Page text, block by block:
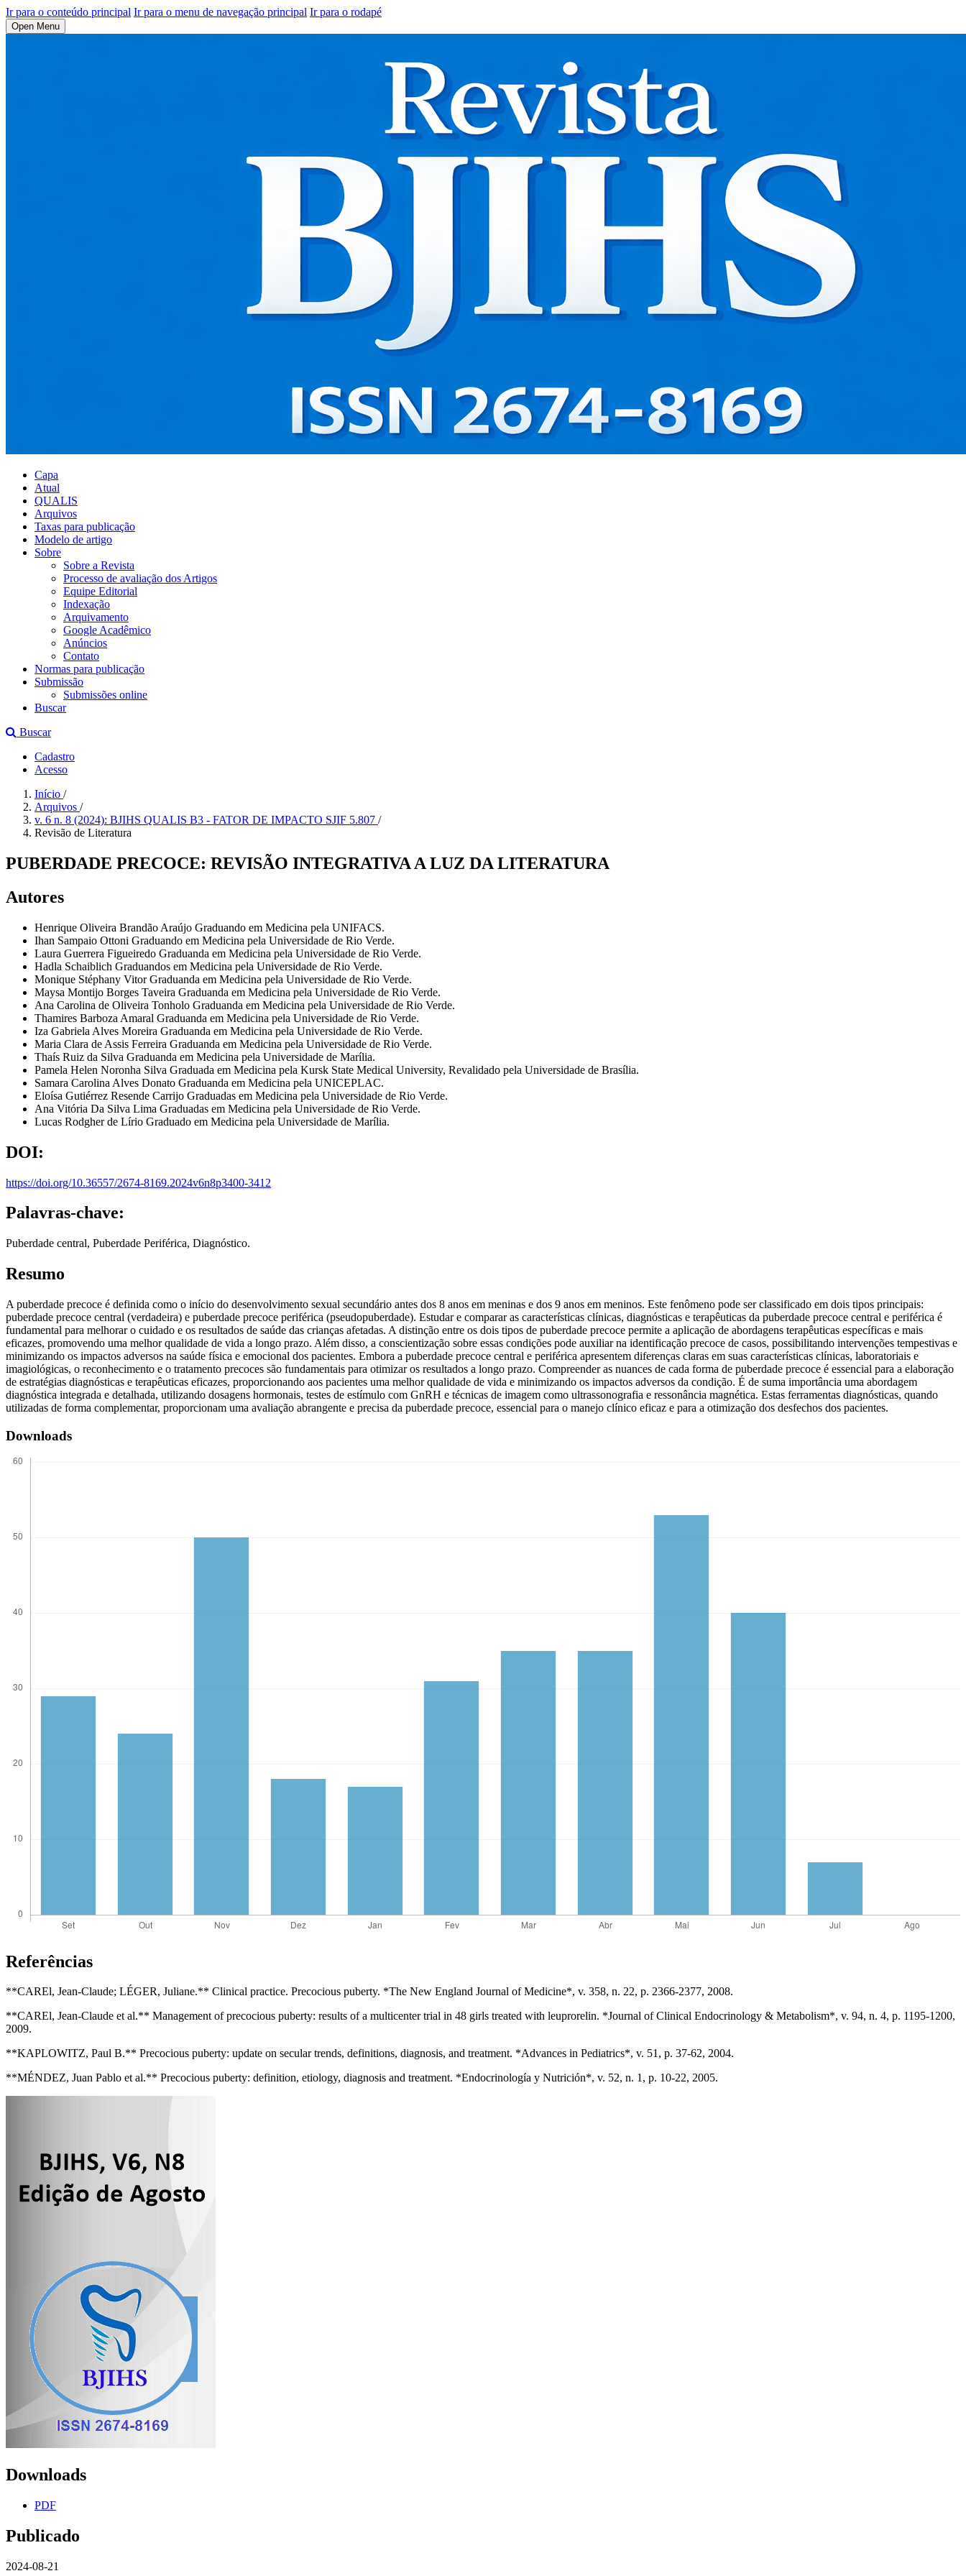
Ir para o conteúdo principal Ir para o menu de navegação principal Ir para o rodapé
Open Menu
Capa
Atual
QUALIS
Arquivos
Taxas para publicação
Modelo de artigo
Sobre
Sobre a Revista
Processo de avaliação dos Artigos
Equipe Editorial
Indexação
Arquivamento
Google Acadêmico
Anúncios
Contato
Normas para publicação
Submissão
Submissões online
Buscar
Buscar
Cadastro
Acesso
Início /
Arquivos /
v. 6 n. 8 (2024): BJIHS QUALIS B3 - FATOR DE IMPACTO SJIF 5.807 /
Revisão de Literatura
PUBERDADE PRECOCE: REVISÃO INTEGRATIVA A LUZ DA LITERATURA
Autores
Henrique Oliveira Brandão Araújo Graduando em Medicina pela UNIFACS.
Ihan Sampaio Ottoni Graduando em Medicina pela Universidade de Rio Verde.
Laura Guerrera Figueiredo Graduanda em Medicina pela Universidade de Rio Verde.
Hadla Schaiblich Graduandos em Medicina pela Universidade de Rio Verde.
Monique Stéphany VitorGraduanda em Medicina pela Universidade de Rio Verde.
Maysa Montijo Borges Taveira Graduanda em Medicina pela Universidade de Rio Verde.
Ana Carolina de Oliveira Tonholo Graduanda em Medicina pela Universidade de Rio Verde.
Thamires Barboza Amaral Graduanda em Medicina pela Universidade de Rio Verde.
Iza Gabriela Alves Moreira Graduanda em Medicina pela Universidade de Rio Verde.
Maria Clara de Assis Ferreira Graduanda em Medicina pela Universidade de Rio Verde.
Thaís Ruiz da Silva Graduanda em Medicina pela Universidade de Marília.
Pamela Helen Noronha Silva Graduada em Medicina pela Kursk State Medical University, Revalidado pela Universidade de Brasília.
Samara Carolina Alves Donato Graduanda em Medicina pela UNICEPLAC.
Eloísa Gutiérrez Resende Carrijo Graduadas em Medicina pela Universidade de Rio Verde.
Ana Vitória Da Silva Lima Graduadas em Medicina pela Universidade de Rio Verde.
Lucas Rodgher de Lírio Graduado em Medicina pela Universidade de Marília.
DOI:
https://doi.org/10.36557/2674-8169.2024v6n8p3400-3412
Palavras-chave:
Puberdade central, Puberdade Periférica, Diagnóstico.
Resumo
A puberdade precoce é definida como o início do desenvolvimento sexual secundário antes dos 8 anos em meninas e dos 9 anos em meninos. Este fenômeno pode ser classificado em dois tipos principais:
puberdade precoce central (verdadeira) e puberdade precoce periférica (pseudopuberdade). Estudar e comparar as características clínicas, diagnósticas e terapêuticas da puberdade precoce central e periférica é
fundamental para melhorar o cuidado e os resultados de saúde das crianças afetadas. A distinção entre os dois tipos de puberdade precoce permite a aplicação de abordagens terapêuticas específicas e mais
eficazes, promovendo uma melhor qualidade de vida a longo prazo. Além disso, a conscientização sobre essas condições pode auxiliar na identificação precoce de casos, possibilitando intervenções tempestivas e
minimizando os impactos adversos na saúde física e emocional dos pacientes. Embora a puberdade precoce central e periférica apresentem diferenças claras em suas características clínicas, laboratoriais e
imagiológicas, o reconhecimento e o tratamento precoces são fundamentais para otimizar os resultados a longo prazo. Compreender as nuances de cada forma de puberdade precoce é essencial para a elaboração
de estratégias diagnósticas e terapêuticas eficazes, proporcionando aos pacientes uma melhor qualidade de vida e minimizando os impactos adversos da condição. É de suma importância uma abordagem
diagnóstica integrada e detalhada, utilizando dosagens hormonais, testes de estímulo com GnRH e técnicas de imagem como ultrassonografia e ressonância magnética. Estas ferramentas diagnósticas, quando
utilizadas de forma complementar, proporcionam uma avaliação abrangente e precisa da puberdade precoce, essencial para o manejo clínico eficaz e para a otimização dos desfechos dos pacientes.
Downloads
Referências
**CAREl, Jean-Claude; LÉGER, Juliane.** Clinical practice. Precocious puberty. *The New England Journal of Medicine*, v. 358, n. 22, p. 2366-2377, 2008.
**CAREl, Jean-Claude et al.** Management of precocious puberty: results of a multicenter trial in 48 girls treated with leuprorelin. *Journal of Clinical Endocrinology & Metabolism*, v. 94, n. 4, p. 1195-1200,
2009.
**KAPLOWITZ, Paul B.** Precocious puberty: update on secular trends, definitions, diagnosis, and treatment. *Advances in Pediatrics*, v. 51, p. 37-62, 2004.
**MÉNDEZ, Juan Pablo et al.** Precocious puberty: definition, etiology, diagnosis and treatment. *Endocrinología y Nutrición*, v. 52, n. 1, p. 10-22, 2005.
Downloads
PDF
Publicado
2024-08-21